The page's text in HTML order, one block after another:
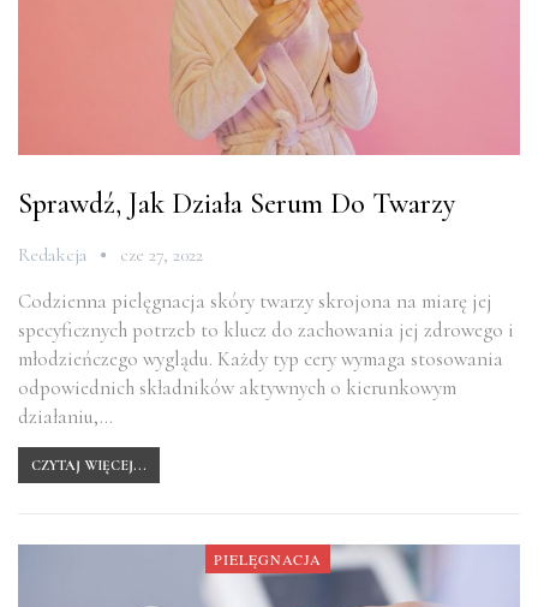
Sprawdź, Jak Działa Serum Do Twarzy
Redakcja cze 27, 2022
Codzienna pielęgnacja skóry twarzy skrojona na miarę jej
specyficznych potrzeb to klucz do zachowania jej zdrowego i
młodzieńczego wyglądu. Każdy typ cery wymaga stosowania
odpowiednich składników aktywnych o kierunkowym
działaniu,…
CZYTAJ WIĘCEJ...
PIELĘGNACJA